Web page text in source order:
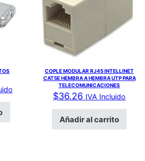
COPLE MODULAR RJ45 INTELLINET
CAT5E HEMBRA A HEMBRA UTP PARA
TELECOMUNICACIONES
$36.26 IVA Incluido
Añadir al carrito